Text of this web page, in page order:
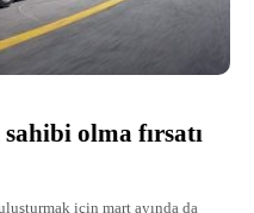
olma fırsatı
için mart ayında da